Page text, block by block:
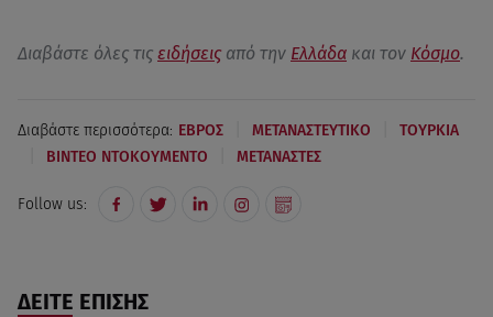
Διαβάστε όλες τις ειδήσεις από την Ελλάδα και τον Κόσμο.
Διαβάστε περισσότερα: ΕΒΡΟΣ ΜΕΤΑΝΑΣΤΕΥΤΙΚΟ ΤΟΥΡΚΙΑ
ΒΙΝΤΕΟ ΝΤΟΚΟΥΜΕΝΤΟ ΜΕΤΑΝΑΣΤΕΣ
Follow us:
ΔΕΙΤΕ ΕΠΙΣΗΣ